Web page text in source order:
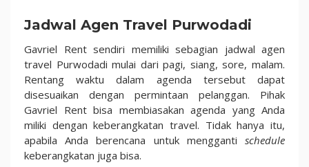
Jadwal Agen Travel Purwodadi
Gavriel Rent sendiri memiliki sebagian jadwal agen
travel Purwodadi mulai dari pagi, siang, sore, malam.
Rentang waktu dalam agenda tersebut dapat
disesuaikan dengan permintaan pelanggan. Pihak
Gavriel Rent bisa membiasakan agenda yang Anda
miliki dengan keberangkatan travel. Tidak hanya itu,
apabila Anda berencana untuk mengganti schedule
keberangkatan juga bisa.